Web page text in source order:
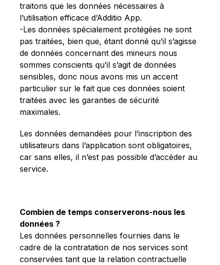
traitons que les données nécessaires à
l’utilisation efficace d’Additio App.
-Les données spécialement protégées ne sont
pas traitées, bien que, étant donné qu’il s’agisse
de données concernant des mineurs nous
sommes conscients qu’il s’agit de données
sensibles, donc nous avons mis un accent
particulier sur le fait que ces données soient
traitées avec les garanties de sécurité
maximales.
Les données demandées pour l’inscription des
utilisateurs dans l’application sont obligatoires,
car sans elles, il n’est pas possible d’accéder au
service.
Combien de temps conserverons-nous les
données ?
Les données personnelles fournies dans le
cadre de la contratation de nos services sont
conservées tant que la relation contractuelle